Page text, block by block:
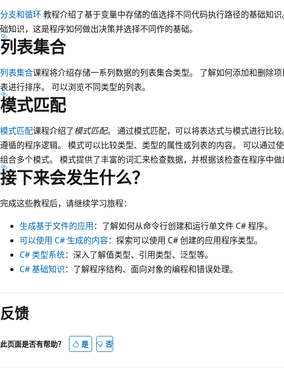
分支和循环教程介绍了基于变量中存储的值选择不同代码执行路径的基础知
础知识，这是程序如何做出决策并选择不同作的基础。
列表集合
列表集合课程将介绍存储一系列数据的列表集合类型。 了解如何添加和删除
表进行排序。 可以浏览不同类型的列表。
模式匹配
模式匹配课程介绍了模式匹配。 通过模式匹配，可以将表达式与模式进行比
遵循的程序逻辑。 模式可以比较类型、类型的属性或列表的内容。 可以通过
组合多个模式。 模式提供了丰富的词汇来检查数据，并根据该检查在程序中做
接下来会发生什么？
完成这些教程后，请继续学习旅程：
生成基于文件的应用：了解如何从命令行创建和运行单文件 C# 程序。
可以使用 C# 生成的内容：探索可以使用 C# 创建的应用程序类型。
C# 类型系统：深入了解值类型、引用类型、泛型等。
C# 基础知识：了解程序结构、面向对象的编程和错误处理。
反馈
此页面是否有帮助？ 是 否